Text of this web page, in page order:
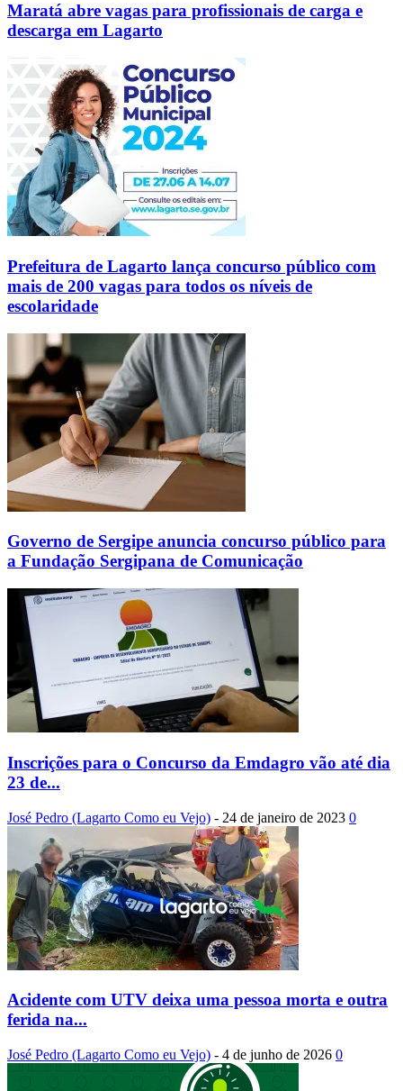
Maratá abre vagas para profissionais de carga e
descarga em Lagarto
Prefeitura de Lagarto lança concurso público com
mais de 200 vagas para todos os níveis de
escolaridade
Governo de Sergipe anuncia concurso público para
a Fundação Sergipana de Comunicação
Inscrições para o Concurso da Emdagro vão até dia
23 de...
José Pedro (Lagarto Como eu Vejo) - 24 de janeiro de 2023 0
Acidente com UTV deixa uma pessoa morta e outra
ferida na...
José Pedro (Lagarto Como eu Vejo) - 4 de junho de 2026 0